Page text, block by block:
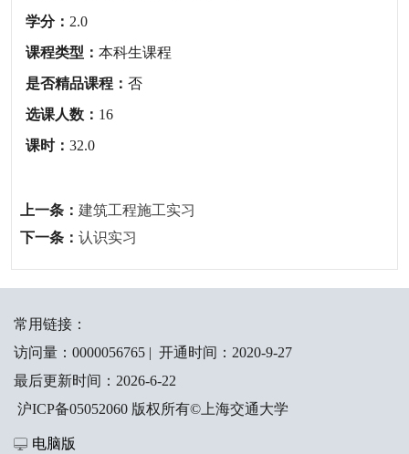
学分： 2.0
课程类型：本科生课程
是否精品课程：否
选课人数： 16
课时：32.0
上一条： 建筑工程施工实习
下一条： 认识实习
常用链接：
访问量： 0000056765| 开通时间： 2020-9-27
最后更新时间： 2026-6-22
沪ICP备05052060 版权所有©上海交通大学
电脑版